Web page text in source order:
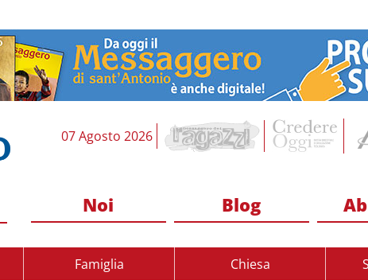
07 Agosto 2026
Noi Blog
Famiglia Chiesa